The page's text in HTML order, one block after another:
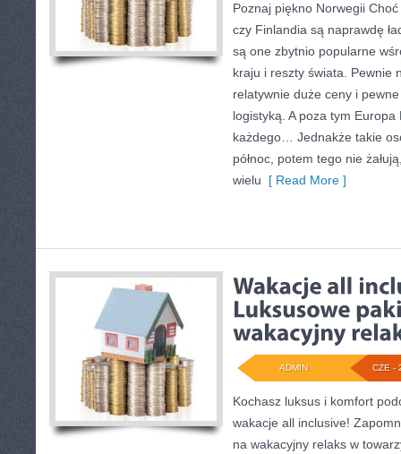
Poznaj piękno Norwegii
czy Finlandia są naprawdę
są one zbytnio popularne
kraju i reszty świata. Pewnie
relatywnie duże ceny i
logistyką. A poza tym Europa
każdego… Jednakże takie
północ, potem tego nie
wielu [ Read More ]
CZE -
ADMIN
Kochasz luksus i komfort
wakacje all inclusive!
na wakacyjny relaks w